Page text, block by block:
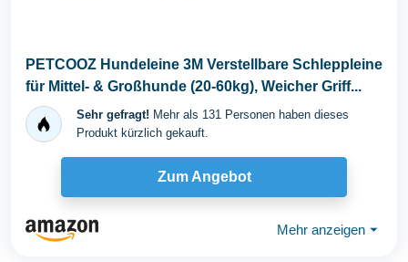
PETCOOZ Hundeleine 3M Verstellbare Schleppleine
für Mittel- & Großhunde (20-60kg), Weicher Griff...
Sehr gefragt! Mehr als 131 Personen haben dieses
Produkt kürzlich gekauft.
Zum Angebot
Mehr anzeigen ⏷